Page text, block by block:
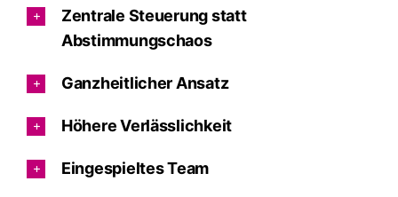
Zentrale Steuerung statt
Abstimmungschaos
Ganzheitlicher Ansatz
Höhere Verlässlichkeit
Eingespieltes Team